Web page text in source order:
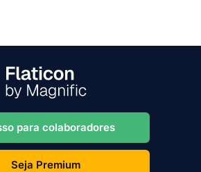
para colaboradores
Seja Premium